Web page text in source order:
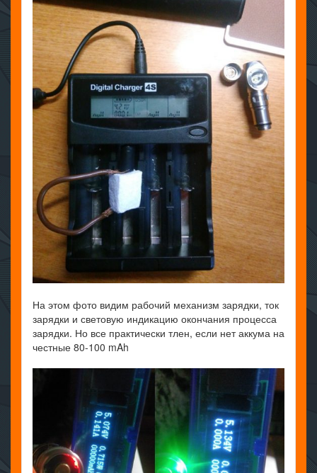
На этом фото видим рабочий механизм зарядки, ток
зарядки и световую индикацию окончания процесса
зарядки. Но все практически тлен, если нет аккума на
честные 80-100 mAh